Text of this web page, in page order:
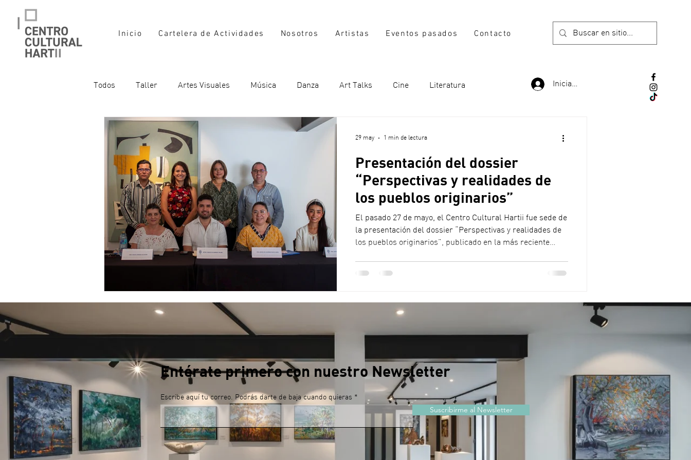
Inicio Cartelera de Actividades Nosotros Artistas Eventos pasados Contacto
Todos Taller Artes Visuales Música Danza Art Talks Cine Literatura
Presentación del dossier
“Perspectivas y realidades de
los pueblos originarios”
El pasado 27 de mayo, el Centro Cultural Hartii fue sede de
la presentación del dossier “Perspectivas y realidades de
los pueblos originarios”, publicado en la más reciente
originarios. Durante la inauguración, la Lic. Brenda
Carrión Villanueva, directora
29 may 1 min de lectura
Iniciar sesión
Entérate primero con nuestro Newsletter
Escribe aquí tu correo. Podrás darte de baja cuando quieras
Suscribirme al Newsletter